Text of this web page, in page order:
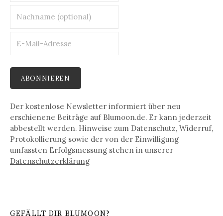
Der kostenlose Newsletter informiert über neu
erschienene Beiträge auf Blumoon.de. Er kann jederzeit
abbestellt werden. Hinweise zum Datenschutz, Widerruf,
Protokollierung sowie der von der Einwilligung
umfassten Erfolgsmessung stehen in unserer
Datenschutz­erklärung
GEFÄLLT DIR BLUMOON?